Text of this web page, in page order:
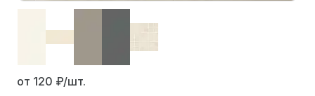
от 120 ₽/шт.